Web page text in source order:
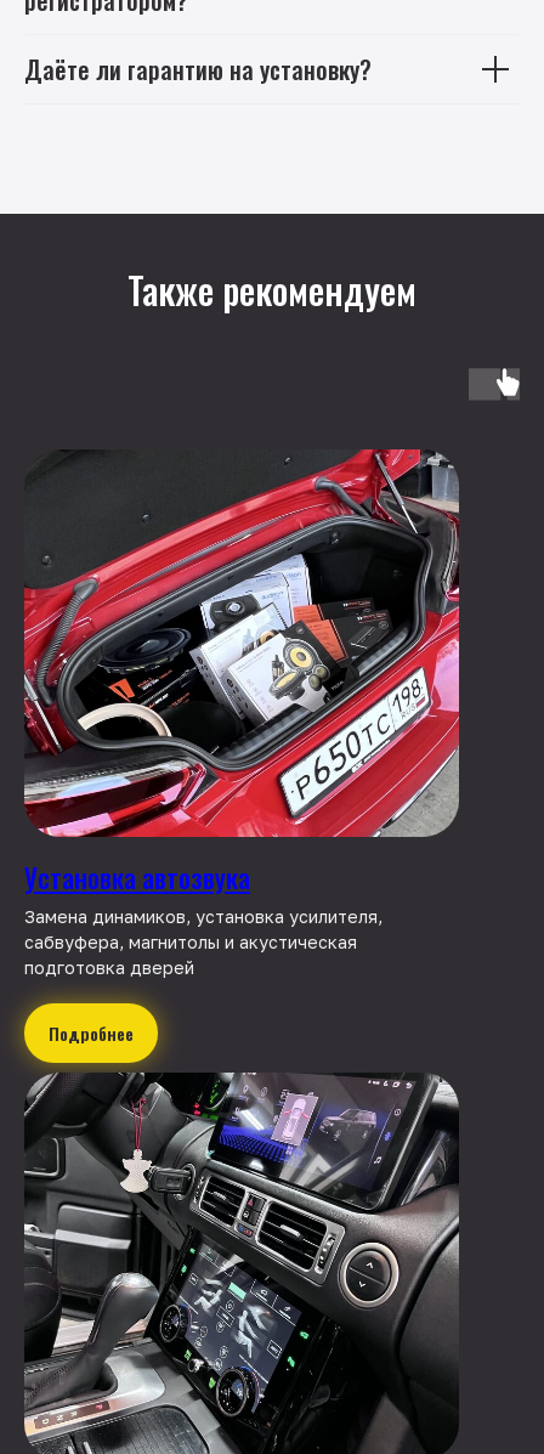
Даёте ли гарантию на установку?
Также рекомендуем
Установка автозвука
Замена динамиков, установка усилителя,
сабвуфера, магнитолы и акустическая
подготовка дверей
Подробнее